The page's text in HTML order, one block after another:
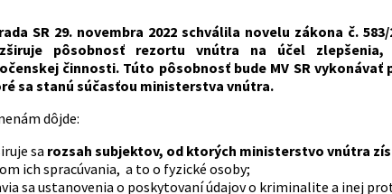
SR 29. novembra 2022 schválila novelu zákona č.
pôsobnosť rezortu vnútra na účel
činnosti. Túto pôsobnosť bude MV SR
sa stanú súčasťou ministerstva vnútra.
dôjde:
sa rozsah subjektov, od ktorých ministerstvo vnútra
ich spracúvania, a to o fyzické osoby;
sa ustanovenia o poskytovaní údajov o kriminalite a inej